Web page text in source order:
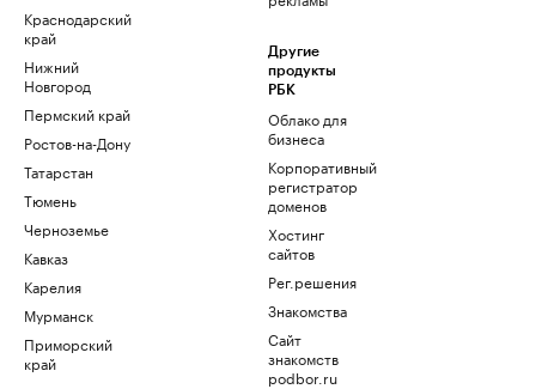
Краснодарский
край
Нижний
Новгород
Пермский край
Ростов-на-Дону
Татарстан
Тюмень
Черноземье
Кавказ
Карелия
Мурманск
Приморский
край
Другие
продукты
РБК
Облако для
бизнеса
Корпоративный
регистратор
доменов
Хостинг
сайтов
Рег.решения
Знакомства
Сайт
знакомств
podbor.ru